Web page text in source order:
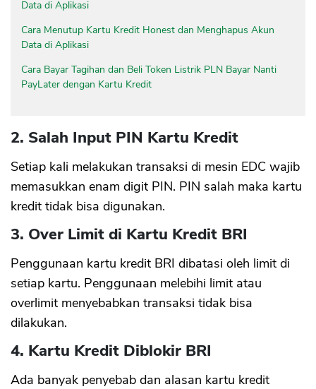
Data di Aplikasi
Cara Menutup Kartu Kredit Honest dan Menghapus Akun
Data di Aplikasi
Cara Bayar Tagihan dan Beli Token Listrik PLN Bayar Nanti
PayLater dengan Kartu Kredit
2. Salah Input PIN Kartu Kredit
Setiap kali melakukan transaksi di mesin EDC wajib
memasukkan enam digit PIN. PIN salah maka kartu
kredit tidak bisa digunakan.
3. Over Limit di Kartu Kredit BRI
Penggunaan kartu kredit BRI dibatasi oleh limit di
setiap kartu. Penggunaan melebihi limit atau
overlimit menyebabkan transaksi tidak bisa
dilakukan.
4. Kartu Kredit Diblokir BRI
Ada banyak penyebab dan alasan kartu kredit